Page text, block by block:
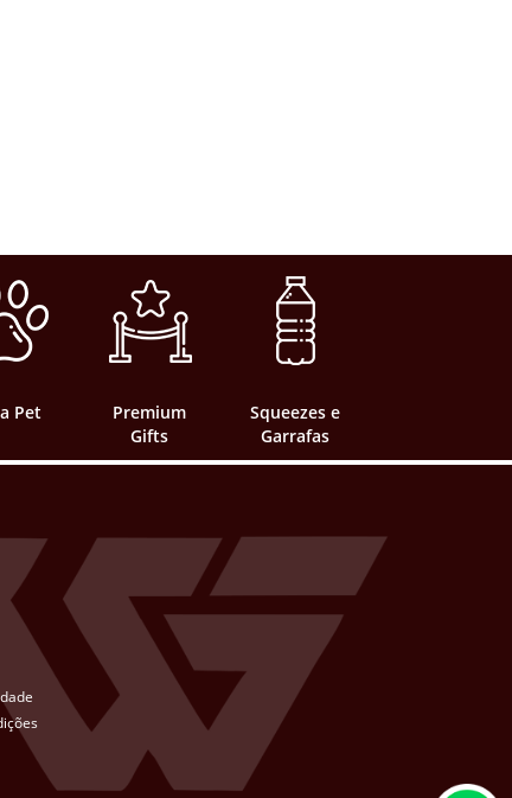
Pet
Premium
Gifts
Squeezes e
Garrafas